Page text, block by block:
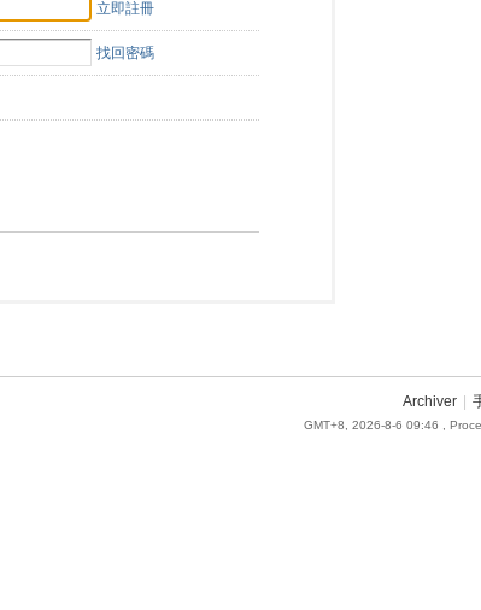
立即註冊
找回密碼
Archiver
GMT+8, 2026-8-6 09:46 ,